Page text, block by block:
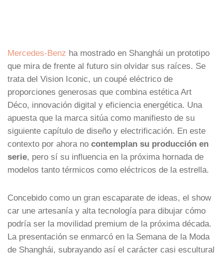
Mercedes-Benz ha mostrado en Shanghái un prototipo
que mira de frente al futuro sin olvidar sus raíces. Se
trata del Vision Iconic, un coupé eléctrico de
proporciones generosas que combina estética Art
Déco, innovación digital y eficiencia energética. Una
apuesta que la marca sitúa como manifiesto de su
siguiente capítulo de diseño y electrificación. En este
contexto por ahora no contemplan su producción en
serie, pero sí su influencia en la próxima hornada de
modelos tanto térmicos como eléctricos de la estrella.
Concebido como un gran escaparate de ideas, el show
car une artesanía y alta tecnología para dibujar cómo
podría ser la movilidad premium de la próxima década.
La presentación se enmarcó en la Semana de la Moda
de Shanghái, subrayando así el carácter casi escultural